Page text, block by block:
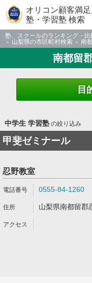
オリコン顧客満
塾・学習塾 検索
塾、スクールのランキング・比
山梨県の市区町村検索
南
南都留
目
中学生 学習塾の絞り込み
甲斐ゼミナール
忍野教室
0555-84-1260
山梨県南都留郡